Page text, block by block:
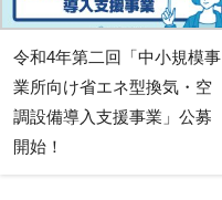
令和4年第二回「中小規模事
業所向け省エネ型換気・空
調設備導入支援事業」公募
開始！